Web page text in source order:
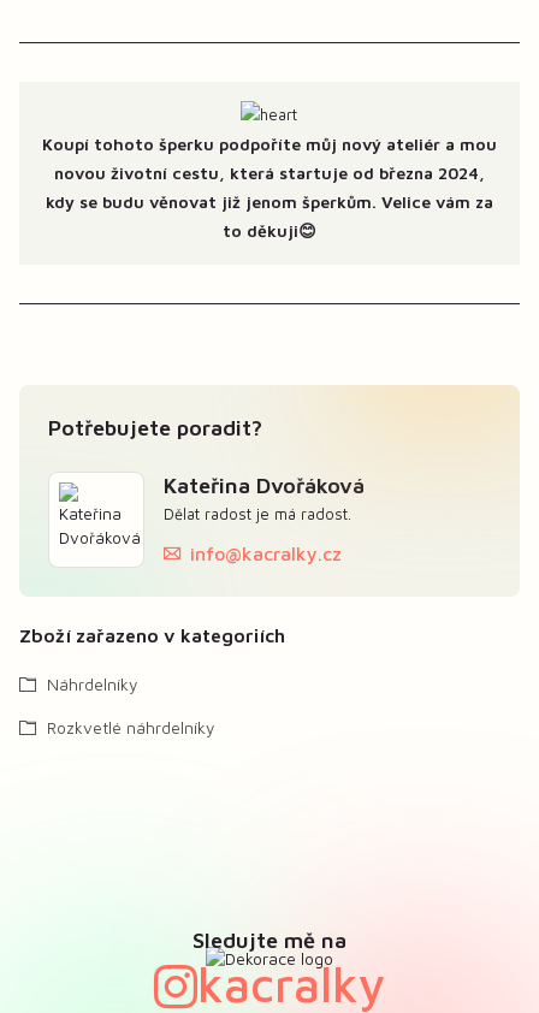
Koupí tohoto šperku podpoříte můj nový ateliér a mou
novou životní cestu, která startuje od března 2024,
kdy se budu věnovat již jenom šperkům. Velice vám za
to děkuji😊
Potřebujete poradit?
Kateřina Dvořáková
Dělat radost je má radost.
info@kacralky.cz
Zboží zařazeno v kategoriích
Náhrdelníky
Rozkvetlé náhrdelníky
Sledujte mě na
kacralky